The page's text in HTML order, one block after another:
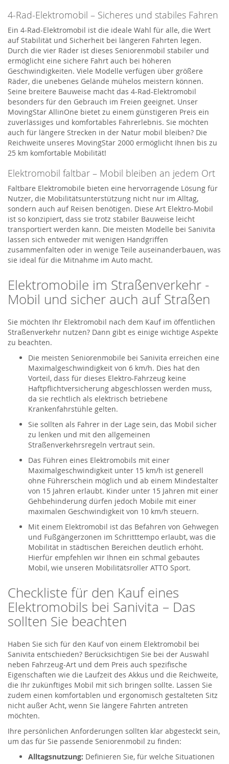
4-Rad-Elektromobil – Sicheres und stabiles Fahren
Ein 4-Rad-Elektromobil ist die ideale Wahl für alle, die Wert
auf Stabilität und Sicherheit bei längeren Fahrten legen.
Durch die vier Räder ist dieses Seniorenmobil stabiler und
ermöglicht eine sichere Fahrt auch bei höheren
Geschwindigkeiten. Viele Modelle verfügen über größere
Räder, die unebenes Gelände mühelos meistern können.
Seine breitere Bauweise macht das 4-Rad-Elektromobil
besonders für den Gebrauch im Freien geeignet. Unser
MovingStar AllinOne bietet zu einem günstigeren Preis ein
zuverlässiges und komfortables Fahrerlebnis. Sie möchten
auch für längere Strecken in der Natur mobil bleiben? Die
Reichweite unseres MovingStar 2000 ermöglicht Ihnen bis zu
25 km komfortable Mobilität!
Elektromobil faltbar – Mobil bleiben an jedem Ort
Faltbare Elektromobile bieten eine hervorragende Lösung für
Nutzer, die Mobilitätsunterstützung nicht nur im Alltag,
sondern auch auf Reisen benötigen. Diese Art Elektro-Mobil
ist so konzipiert, dass sie trotz stabiler Bauweise leicht
transportiert werden kann. Die meisten Modelle bei Sanivita
lassen sich entweder mit wenigen Handgriffen
zusammenfalten oder in wenige Teile auseinanderbauen, was
sie ideal für die Mitnahme im Auto macht.
Elektromobile im Straßenverkehr -
Mobil und sicher auch auf Straßen
Sie möchten Ihr Elektromobil nach dem Kauf im öffentlichen
Straßenverkehr nutzen? Dann gibt es einige wichtige Aspekte
zu beachten.
Die meisten Seniorenmobile bei Sanivita erreichen eine
Maximalgeschwindigkeit von 6 km/h. Dies hat den
Vorteil, dass für dieses Elektro-Fahrzeug keine
Haftpflichtversicherung abgeschlossen werden muss,
da sie rechtlich als elektrisch betriebene
Krankenfahrstühle gelten.
Sie sollten als Fahrer in der Lage sein, das Mobil sicher
zu lenken und mit den allgemeinen
Straßenverkehrsregeln vertraut sein.
Das Führen eines Elektromobils mit einer
Maximalgeschwindigkeit unter 15 km/h ist generell
ohne Führerschein möglich und ab einem Mindestalter
von 15 Jahren erlaubt. Kinder unter 15 Jahren mit einer
Gehbehinderung dürfen jedoch Mobile mit einer
maximalen Geschwindigkeit von 10 km/h steuern.
Mit einem Elektromobil ist das Befahren von Gehwegen
und Fußgängerzonen im Schritttempo erlaubt, was die
Mobilität in städtischen Bereichen deutlich erhöht.
Hierfür empfehlen wir Ihnen ein schmal gebautes
Mobil, wie unseren Mobilitätsroller ATTO Sport.
Checkliste für den Kauf eines
Elektromobils bei Sanivita – Das
sollten Sie beachten
Haben Sie sich für den Kauf von einem Elektromobil bei
Sanivita entschieden? Berücksichtigen Sie bei der Auswahl
neben Fahrzeug-Art und dem Preis auch spezifische
Eigenschaften wie die Laufzeit des Akkus und die Reichweite,
die Ihr zukünftiges Mobil mit sich bringen sollte. Lassen Sie
zudem einen komfortablen und ergonomisch gestalteten Sitz
nicht außer Acht, wenn Sie längere Fahrten antreten
möchten.
Ihre persönlichen Anforderungen sollten klar abgesteckt sein,
um das für Sie passende Seniorenmobil zu finden:
Alltagsnutzung: Definieren Sie, für welche Situationen